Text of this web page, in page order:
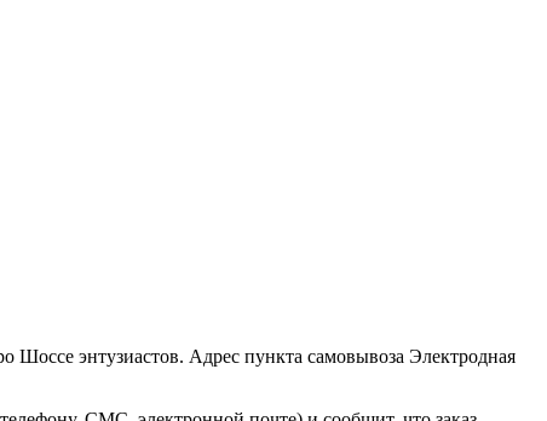
Шоссе энтузиастов. Адрес пункта самовывоза Электродная